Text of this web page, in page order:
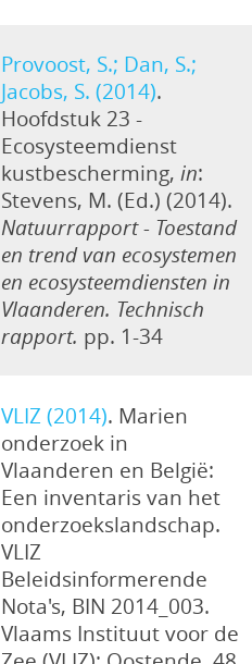
Provoost, S.; Dan, S.;
Jacobs, S. (2014).
Hoofdstuk 23 -
Ecosysteemdienst
kustbescherming, in:
Stevens, M. (Ed.) (2014).
Natuurrapport - Toestand
en trend van ecosystemen
en ecosysteemdiensten in
Vlaanderen. Technisch
rapport. pp. 1-34
VLIZ (2014). Marien
onderzoek in
Vlaanderen en België:
Een inventaris van het
onderzoekslandschap.
VLIZ
Beleidsinformerende
Nota's, BIN 2014_003.
Vlaams Instituut voor de